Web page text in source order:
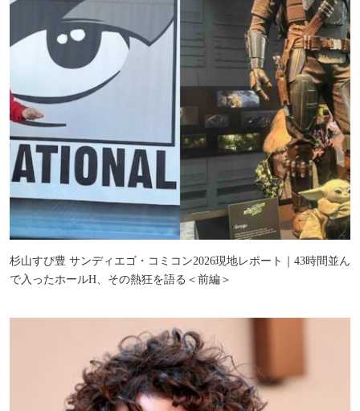
杉山すぴ豊 サンディエゴ・コミコン2026現地レポート｜43時間並ん
で入ったホールH、その熱狂を語る＜前編＞